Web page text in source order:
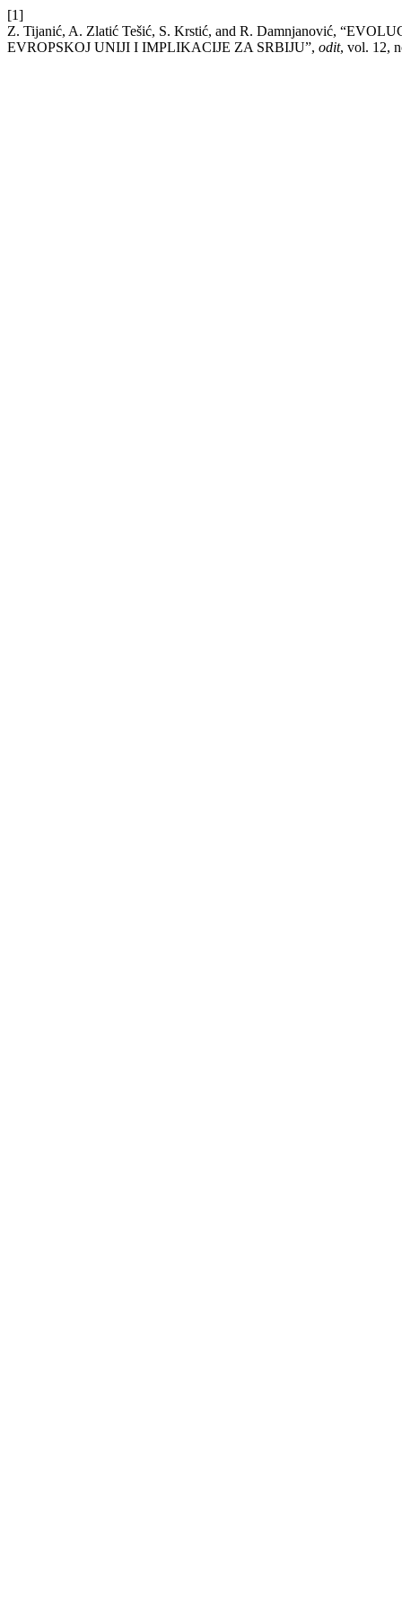
[1]
Z. Tijanić, A. Zlatić Tešić, S. Krstić, and R. Damnjanović,
EVROPSKOJ UNIJI I IMPLIKACIJE ZA SRBIJU”, odit, vol. 12,